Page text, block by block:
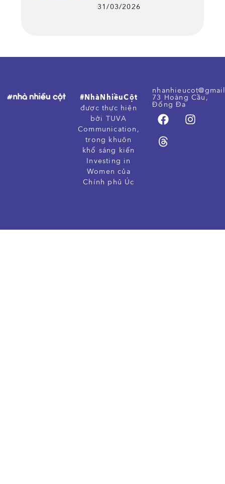
31/03/2026
#NhàNhiềuCột
được thực hiện
bởi TUVA
Communication,
trong khuôn
khổ sáng kiến
Investing in
Women của
Chính phủ Úc
73 Hoàng Cầu,
Đống Đa